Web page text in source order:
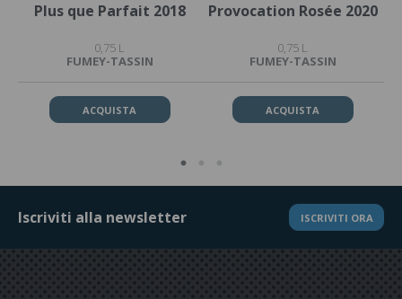
Plus que Parfait 2018
0,75 L
FUMEY-TASSIN
ACQUISTA
Provocation Rosée 2020
0,75 L
FUMEY-TASSIN
ACQUISTA
Iscriviti alla newsletter ISCRIVITI ORA